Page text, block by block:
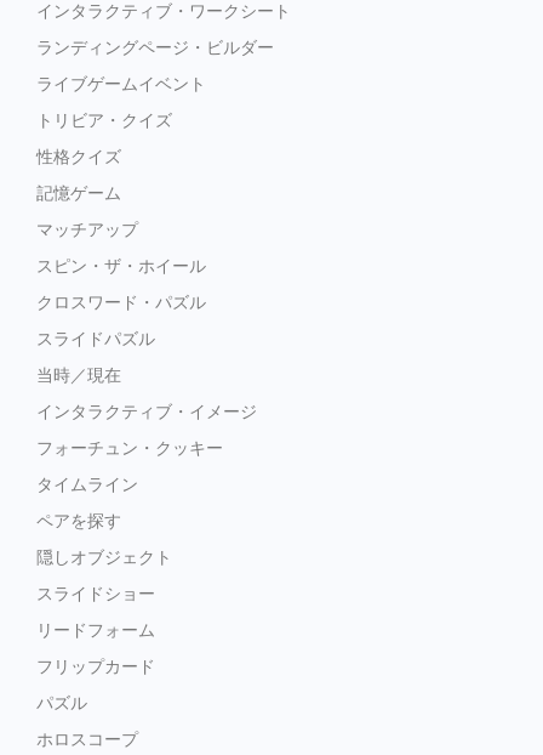
インタラクティブ・ワークシート
ランディングページ・ビルダー
ライブゲームイベント
トリビア・クイズ
性格クイズ
記憶ゲーム
マッチアップ
スピン・ザ・ホイール
クロスワード・パズル
スライドパズル
当時／現在
インタラクティブ・イメージ
フォーチュン・クッキー
タイムライン
ペアを探す
隠しオブジェクト
スライドショー
リードフォーム
フリップカード
パズル
ホロスコープ